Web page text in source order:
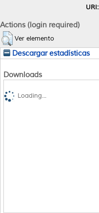
URI:
Actions (login required)
Ver elemento
Descargar estadísticas
Downloads
Loading...